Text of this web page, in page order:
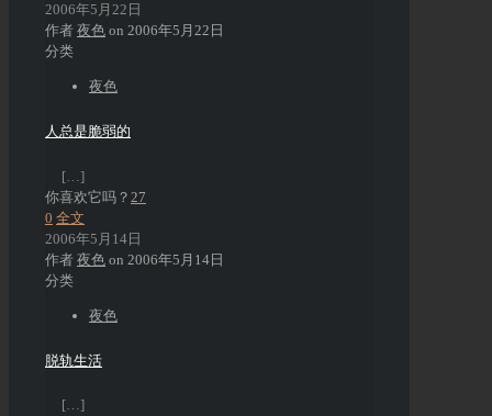
2006年5月22日
作者 夜色 on 2006年5月22日
分类
夜色
人总是脆弱的
[…]
你喜欢它吗？ 27
0 全文
2006年5月14日
作者 夜色 on 2006年5月14日
分类
夜色
脱轨生活
[…]